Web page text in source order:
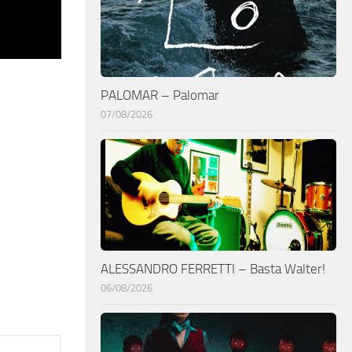
PALOMAR – Palomar
07/08/2026
ALESSANDRO FERRETTI – Basta Walter!
06/08/2026